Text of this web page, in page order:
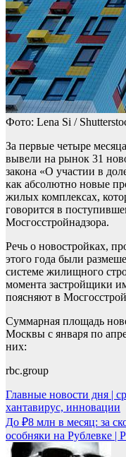
Фото: Lena Si /
За первые четыре
вывели на рынок 31
закона «О участии в
как абсолютно новые
жилых комплексах,
говорится в
Мосгосстройнадзора.
Речь о новостройках,
этого года были
системе жилищного
момента застройщики
поясняют в
Суммарная площадь
Москвы с января по
них:
rbc.group
Навигация
по
записям
Главные новости дня |
хантавирус, инновации
До ₽8 млн в месяц: за
особняки на Рублевке